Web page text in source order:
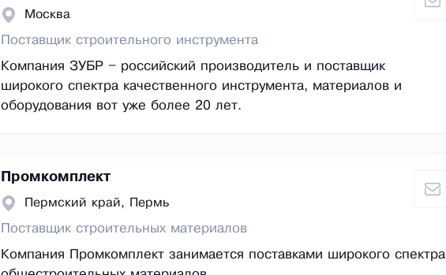
Москва
Поставщик строительного инструмента
Компания ЗУБР – российский производитель и поставщик
широкого спектра качественного инструмента, материалов и
оборудования вот уже более 20 лет.
Промкомплект
Пермский край, Пермь
Поставщик строительных материалов
Компания Промкомплект занимается поставками широкого спектра